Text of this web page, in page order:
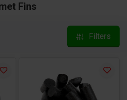
Fins
Filters